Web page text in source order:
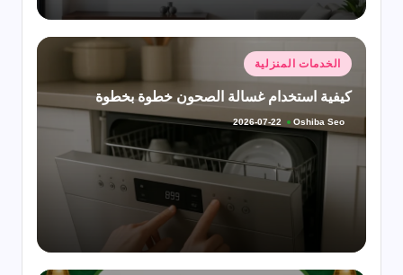
نُشرالخدمات المنزلية
كيفية استخدام غسالة الصحون خطوة بخطوة
تمّ
النشر
Oshiba Seo
2026-07-22